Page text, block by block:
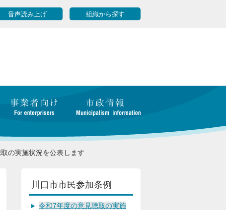
音声読み上げ 組織から探す
の実施状況を公表します
川口市市民参加条例
令和7年度の意見聴取の実施